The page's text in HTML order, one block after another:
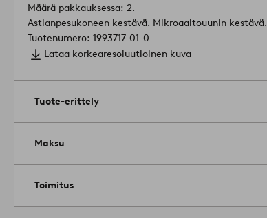
Määrä pakkauksessa: 2.
Astianpesukoneen kestävä. Mikroaaltouunin kestävä.
Tuotenumero: 1993717-01-0
Lataa korkearesoluutioinen kuva
Tuote-erittely
Maksu
Toimitus